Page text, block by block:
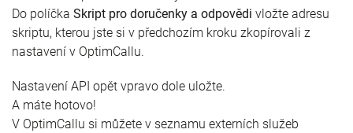
Do políčka Skript pro doručenky a odpovědi vložte adresu
skriptu, kterou jste si v předchozím kroku zkopírovali z
nastavení v OptimCallu.
Nastavení API opět vpravo dole uložte.
A máte hotovo!
V OptimCallu si můžete v seznamu externích služeb